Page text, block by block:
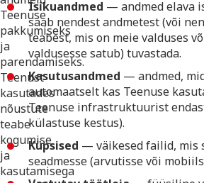
Teenuse
pakkumiseks
ja
parendamiseks.
Teenust
kasutades
nõustute
teabe
kogumise
ja
kasutamisega
Isikuandmed — andmed elava
saab nendest andmetest (või
teabest, mis on meie valduses
valdusesse satub) tuvastada.
Kasutusandmed — andmed,
automaatselt kas Teenuse
Teenuse infrastruktuurist
külastuse kestus).
Küpsised — väikesed failid, mis
seadmesse (arvutisse või